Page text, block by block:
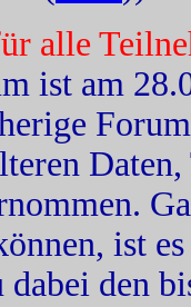
alle
ist am
ist
den